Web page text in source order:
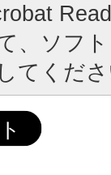
、ソフ
てくださ